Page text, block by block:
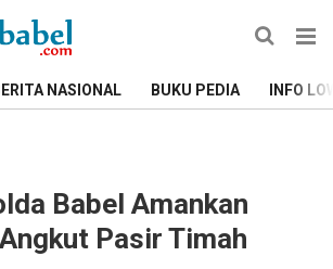
NASIONAL BUKU PEDIA INFO
Babel Amankan
Pasir Timah